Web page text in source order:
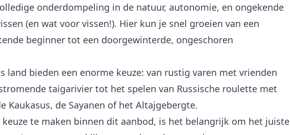
onderdompeling in de natuur, autonomie, en ongekende
(en wat voor vissen!). Hier kun je snel groeien van een
beginner tot een doorgewinterde, ongeschoren
land bieden een enorme keuze: van rustig varen met vrienden
taigarivier tot het spelen van Russische roulette met
Kaukasus, de Sayanen of het Altajgebergte.
keuze te maken binnen dit aanbod, is het belangrijk om het juiste